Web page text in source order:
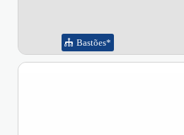
Bastões*